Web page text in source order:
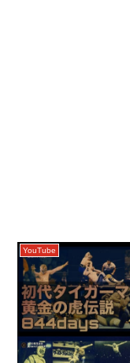
YouTube